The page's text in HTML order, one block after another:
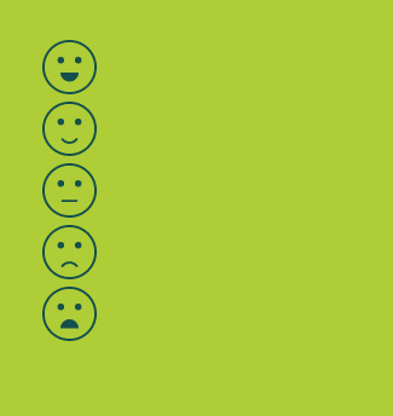
Bewertung auswählen